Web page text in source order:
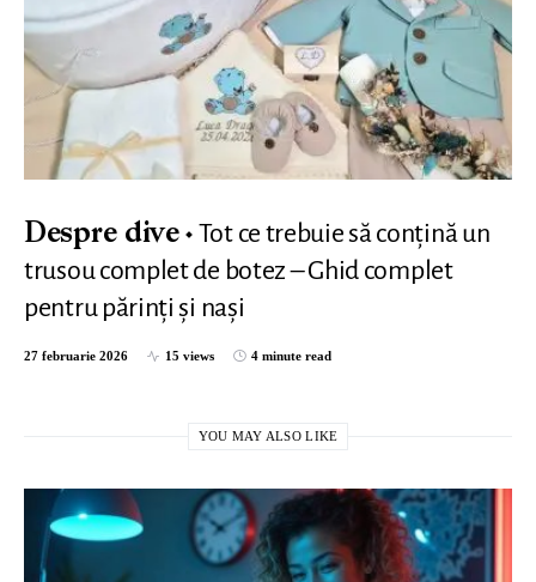
Despre dive
Tot ce trebuie să conțină un
trusou complet de botez – Ghid complet
pentru părinți și nași
27 februarie 2026 15 views 4 minute read
YOU MAY ALSO LIKE